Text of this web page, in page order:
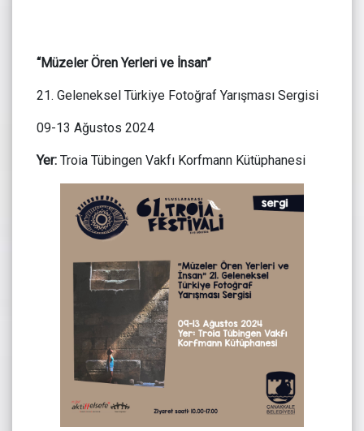
“Müzeler Ören Yerleri ve İnsan”
21. Geleneksel Türkiye Fotoğraf Yarışması Sergisi
09-13 Ağustos 2024
Yer: Troia Tübingen Vakfı Korfmann Kütüphanesi